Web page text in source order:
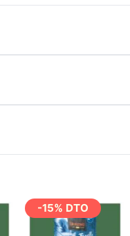
-15% DTO